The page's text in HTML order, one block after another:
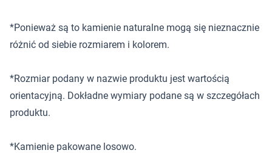
*Ponieważ są to kamienie naturalne mogą się nieznacznie
różnić od siebie rozmiarem i kolorem.
*Rozmiar podany w nazwie produktu jest wartością
orientacyjną. Dokładne wymiary podane są w szczegółach
produktu.
*Kamienie pakowane losowo.